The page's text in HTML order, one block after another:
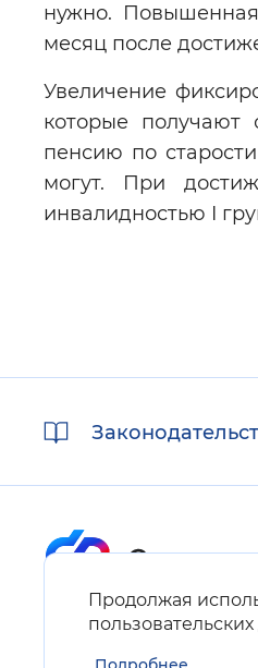
Вернуть
нужно.
месяц после
Увеличение
которые получают
пенсию по
могут. При
инвалидностью I
Продолжая
ссылки
Карта сайта